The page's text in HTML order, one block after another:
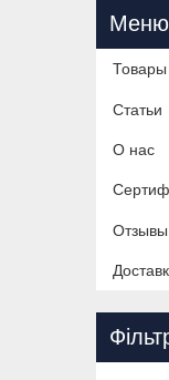
Товары
Статьи
О нас
Отзывы